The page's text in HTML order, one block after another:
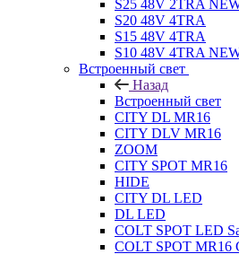
S25 48V 2TRA
S20 48V 4TRA
S15 48V 4TRA
S10 48V 4TRA
Встроенный свет
Назад
Встроенный свет
CITY DL MR16
CITY DLV MR16
ZOOM
CITY SPOT MR16
HIDE
CITY DL LED
DL LED
COLT SPOT LED
COLT SPOT MR16